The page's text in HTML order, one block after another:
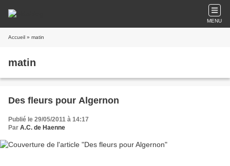
MENU
Accueil » matin
matin
Des fleurs pour Algernon
Publié le 29/05/2011 à 14:17
Par A.C. de Haenne